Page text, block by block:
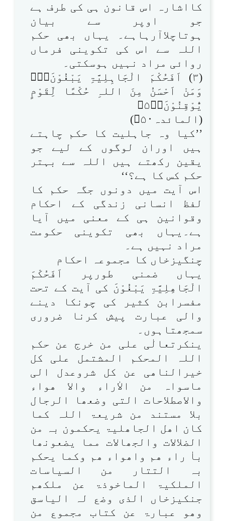
کااشارہ اس قانون ہی کی طرف ہے
جو اوپر سے بیان
ہوتاچلاآرہاہے۔ یہاں بھی حکم
اللہ سے اس کی تکوینی فرماں
روائی مراد نہیں ہوسکتی۔
(۳) اَفَحُكْمَ الْجَاہِلِيَّۃِ يَبْغُوْنَ۝۰ۭ
وَمَنْ اَحْسَنُ مِنَ اللہِ حُكْمًا لِّقَوْمٍ
يُّوْقِنُوْنَ۝۵۰ۧ
(المائدہ۵۰)
’’کیا وہ جاہلیت کا حکم چاہتے
ہیں اوران لوگوں کے لیے جو
یقین رکھتے ہیں اللہ سے بہتر
حکم کس کا ہے؟‘‘
اس آیت میں دونوں جگہ حکم کا
لفظ انسانی زندگی کے احکام
وقوانین ہی کے معنی میں آیا
ہے۔یہاں بھی تکوینی حکومت
مراد نہیں ہے۔
چنگیزخاں کا مجموعہ احکام
یہاں ضمنی طورپر اَفَحُکْمَ
الْجَاھِلِیَّۃِ یَبْغُوْنَ کی آیت کے تحت
مفسرابن کثیر کی چونکا دینے
والی عبارت پیش کرنا ضروری
سمجھتاہوں۔
ینکرتعالٰی علی من خرج عن حکم
اللہ المحکم المشتمل علی کل
خیرالناھی عن کل شروعدل الی
ماسواہ من الاٰراء والا ھواء
والاصطلاحات التی وضعھا الرجال
بلا مستند من شریعۃ اللہ کما
کان اھل الجاھلیۃ یحکمون بہ من
الضلالات والجھالات مما یضعونھا
باٰ راء ھم واھواء ھم وکما یحکم
بہ التتار من السیاسات
الملکیۃ الماخوذۃ عن ملکھم
جنکیزخاں الذی وضع لہ الیاسق
وھو عبارۃ عن کتاب مجموع من